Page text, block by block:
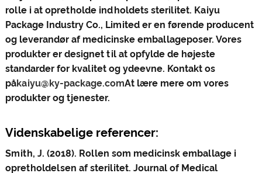
rolle i at opretholde indholdets sterilitet. Kaiyu
Package Industry Co., Limited er en førende producent
og leverandør af medicinske emballageposer. Vores
produkter er designet til at opfylde de højeste
standarder for kvalitet og ydeevne. Kontakt os
påkaiyu@ky-package.comAt lære mere om vores
produkter og tjenester.
Videnskabelige referencer:
Smith, J. (2018). Rollen som medicinsk emballage i
opretholdelsen af ​​sterilitet. Journal of Medical